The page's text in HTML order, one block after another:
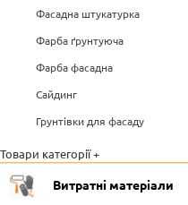
Фасадна штукатурка
Фарба ґрунтуюча
Фарба фасадна
Сайдинг
Грунтівки для фасаду
Товари категорії +
Витратні матеріали